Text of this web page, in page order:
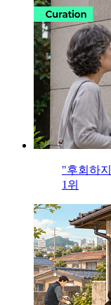
"후회하
1위